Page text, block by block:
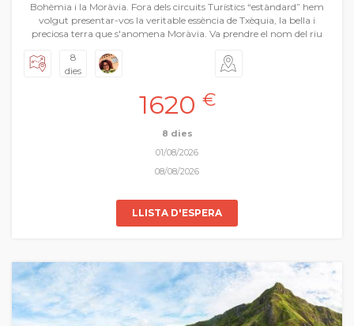
Bohèmia i la Moràvia. Fora dels circuits Turístics “estàndard” hem
volgut presentar-vos la veritable essència de Txèquia, la bella i
preciosa terra que s'anomena Moràvia. Va prendre el nom del riu
capital Brno, ciutats i viles precioses com Telč, Kroměříž, Olomouc
etc.. Castells, ciutats medievals i barroques, pobles com de postal i
algunes de les millors cerveses que ens regala la regió i una
gastronomia rotunda plena de notes centreeuropees. És un viatge
a part sencera.
8
dies
1620 €
8 dies
01/08/2026
08/08/2026
LLISTA D'ESPERA